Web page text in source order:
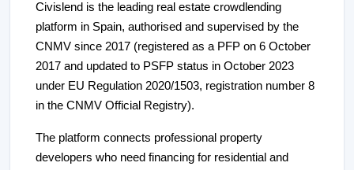
Civislend is the leading real estate crowdlending
platform in Spain, authorised and supervised by the
CNMV since 2017 (registered as a PFP on 6 October
2017 and updated to PSFP status in October 2023
under EU Regulation 2020/1503, registration number 8
in the CNMV Official Registry).
The platform connects professional property
developers who need financing for residential and